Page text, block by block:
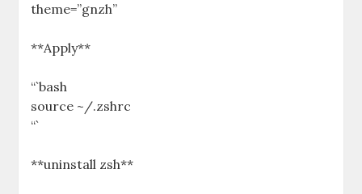
theme=”gnzh”
**Apply**
“`bash
source ~/.zshrc
“`
**uninstall zsh**